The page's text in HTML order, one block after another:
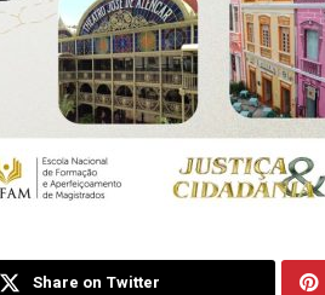
Share on Twitter